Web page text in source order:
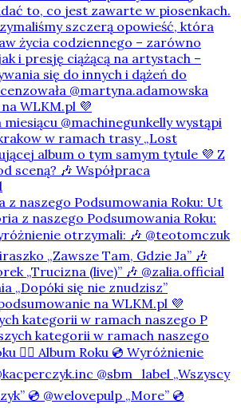
z naszego Podsumowania Roku: Ut
kategorii w ramach naszego P